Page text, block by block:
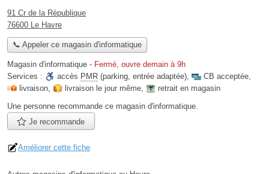
91 Cr de la République
76600 Le Havre
📞 Appeler ce magasin d'informatique
Magasin d'informatique - Fermé, ouvre demain à 9h
Services :
accès PMR (parking, entrée adaptée), CB acceptée,
livraison, livraison le jour même,
retrait en magasin
Une personne recommande ce magasin d'informatique.
Je recommande
Améliorer cette fiche